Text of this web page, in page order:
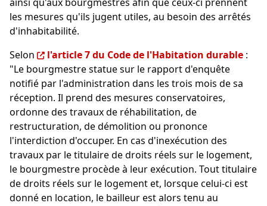
les mesures qu'ils jugent utiles, au besoin des arrêtés
d'inhabitabilité.
Selon
l'article 7 du Code de l'Habitation durable:
"Le bourgmestre statue sur le rapport d'enquête
notifié par l'administration dans les trois mois de sa
réception. Il prend des mesures conservatoires,
ordonne des travaux de réhabilitation, de
restructuration, de démolition ou prononce
l'interdiction d'occuper. En cas d'inexécution des
travaux par le titulaire de droits réels sur le logement,
le bourgmestre procède à leur exécution. Tout titulaire
de droits réels sur le logement et, lorsque celui-ci est
donné en location, le bailleur est alors tenu au